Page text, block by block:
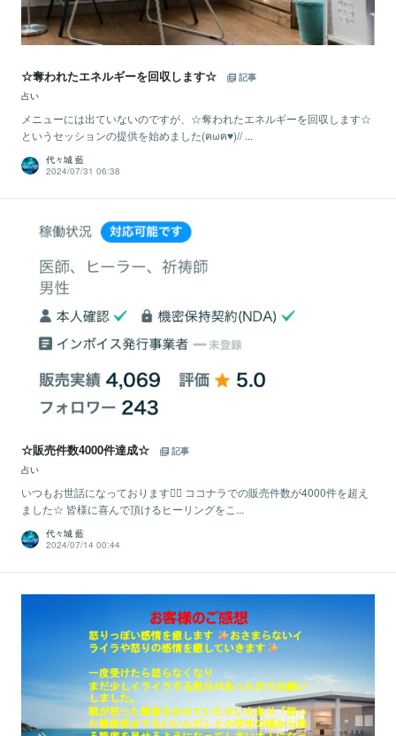
☆奪われたエネルギーを回収します☆
記事
占い
メニューには出ていないのですが、☆奪われたエネルギーを回収します☆
というセッションの提供を始めました(ฅωฅ♥)// ...
代々城 藍
2024/07/31 06:38
☆販売件数4000件達成☆
記事
占い
いつもお世話になっております🙇‍♂️ ココナラでの販売件数が4000件を超え
ました☆ 皆様に喜んで頂けるヒーリングをこ...
代々城 藍
2024/07/14 00:44